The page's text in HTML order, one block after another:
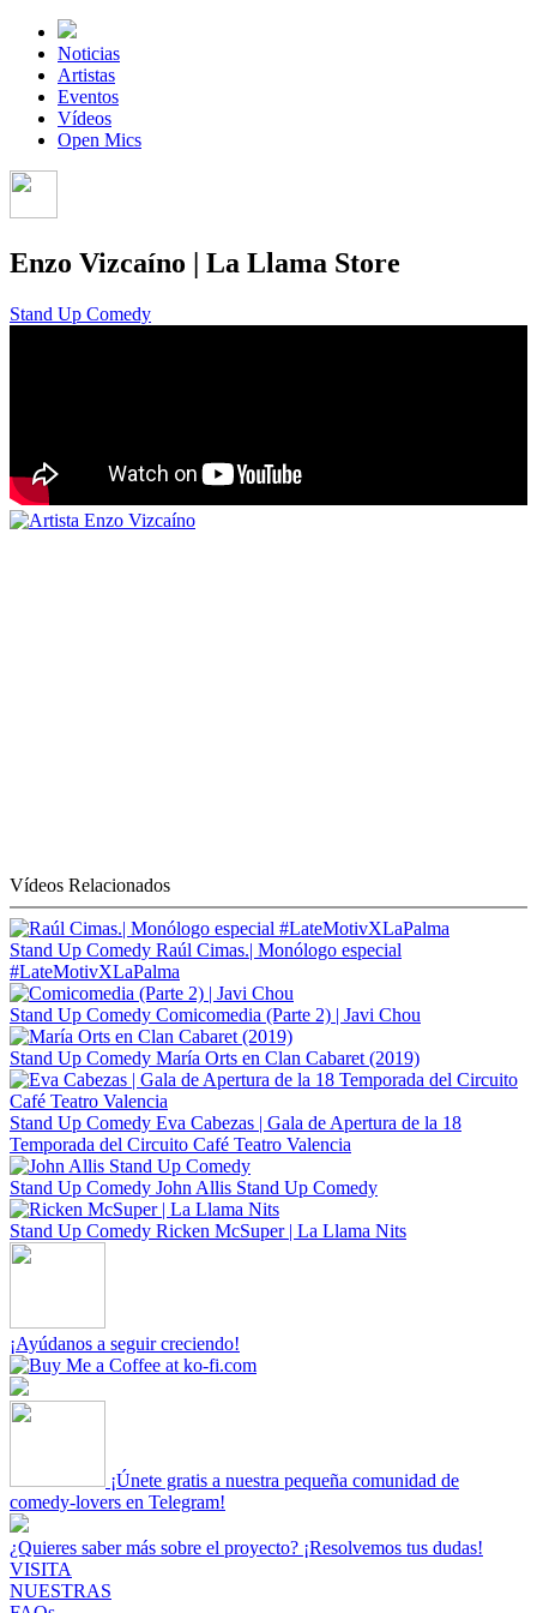
Noticias
Artistas
Eventos
Vídeos
Open Mics
Enzo Vizcaíno | La Llama Store
Stand Up Comedy
Vídeos Relacionados
Stand Up Comedy Raúl Cimas.| Monólogo especial
#LateMotivXLaPalma
Stand Up Comedy Comicomedia (Parte 2) | Javi Chou
Stand Up Comedy María Orts en Clan Cabaret (2019)
Stand Up Comedy Eva Cabezas | Gala de Apertura de la 18
Temporada del Circuito Café Teatro Valencia
Stand Up Comedy John Allis Stand Up Comedy
Stand Up Comedy Ricken McSuper | La Llama Nits
¡Ayúdanos a seguir creciendo!
¡Únete gratis a nuestra pequeña comunidad de
comedy-lovers en Telegram!
¿Quieres saber más sobre el proyecto? ¡Resolvemos tus dudas!
VISITA
NUESTRAS